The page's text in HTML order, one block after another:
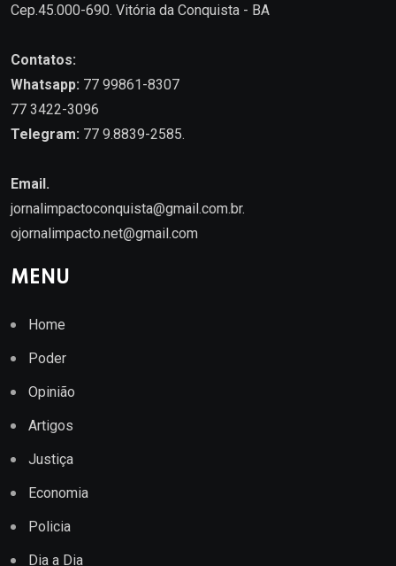
Cep.45.000-690. Vitória da Conquista - BA
Contatos:
Whatsapp: 77 99861-8307
77 3422-3096
Telegram: 77 9.8839-2585.
Email.
jornalimpactoconquista@gmail.com.br.
ojornalimpacto.net@gmail.com
MENU
Home
Poder
Opinião
Artigos
Justiça
Economia
Policia
Dia a Dia